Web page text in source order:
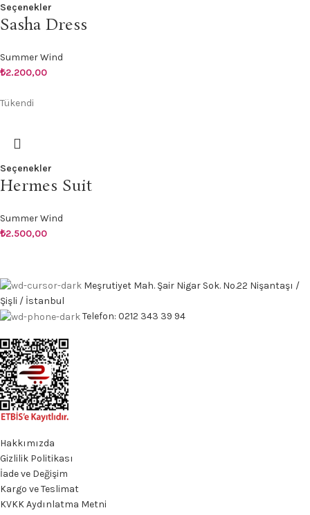
Seçenekler
Sasha Dress
Summer Wind
₺2.200,00
Tükendi
Seçenekler
Hermes Suit
Summer Wind
₺2.500,00
Meşrutiyet Mah. Şair Nigar Sok. No.22 Nişantaşı /
Şişli / İstanbul
Telefon: 0212 343 39 94
Hakkımızda
Gizlilik Politikası
İade ve Değişim
Kargo ve Teslimat
KVKK Aydınlatma Metni